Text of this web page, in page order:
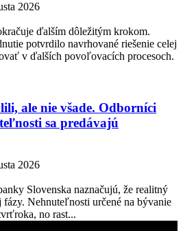
2026
ďalším dôležitým krokom.
potvrdilo navrhované riešenie celej
v ďalších povoľovacích procesoch.
ale nie všade. Odborníci
sa predávajú
2026
Slovenska naznačujú, že realitný
Nehnuteľnosti určené na bývanie
no rast...